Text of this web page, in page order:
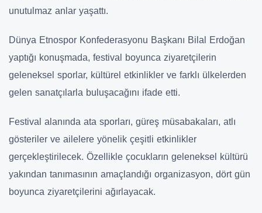
unutulmaz anlar yaşattı.
Dünya Etnospor Konfederasyonu Başkanı Bilal Erdoğan
yaptığı konuşmada, festival boyunca ziyaretçilerin
geleneksel sporlar, kültürel etkinlikler ve farklı ülkelerden
gelen sanatçılarla buluşacağını ifade etti.
Festival alanında ata sporları, güreş müsabakaları, atlı
gösteriler ve ailelere yönelik çeşitli etkinlikler
gerçekleştirilecek. Özellikle çocukların geleneksel kültürü
yakından tanımasının amaçlandığı organizasyon, dört gün
boyunca ziyaretçilerini ağırlayacak.